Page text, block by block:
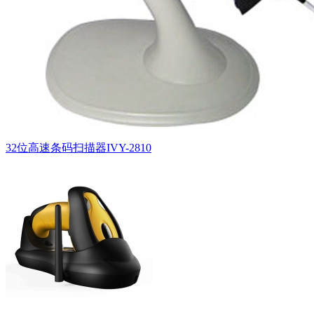
32位高速条码扫描器IVY-2810